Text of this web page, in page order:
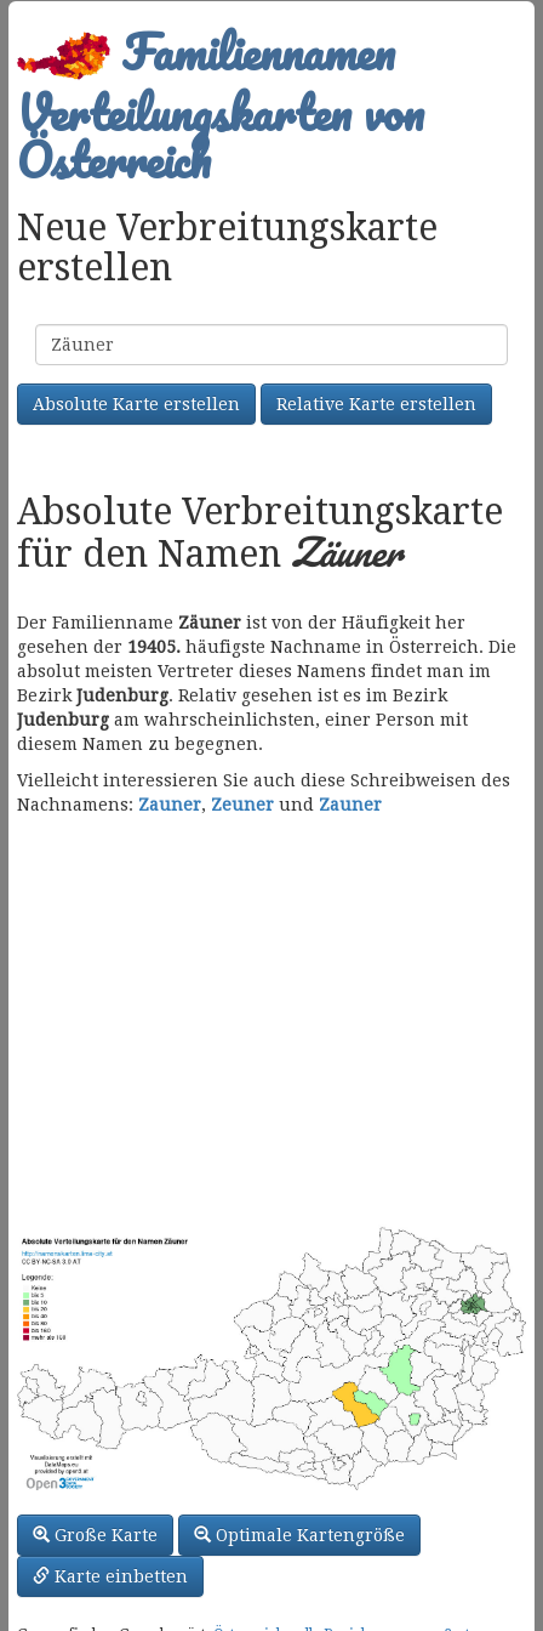
Familiennamen
Verteilungskarten von
Österreich
Neue Verbreitungskarte
erstellen
Familienname
Absolute Karte erstellen Relative Karte erstellen
Absolute Verbreitungskarte
für den Namen Zäuner
Der Familienname Zäuner ist von der Häufigkeit her
gesehen der 19405. häufigste Nachname in Österreich. Die
absolut meisten Vertreter dieses Namens findet man im
Bezirk Judenburg. Relativ gesehen ist es im Bezirk
Judenburg am wahrscheinlichsten, einer Person mit
diesem Namen zu begegnen.
Vielleicht interessieren Sie auch diese Schreibweisen des
Nachnamens: Zauner, Zeuner und Zauner
Große Karte Optimale Kartengröße
Karte einbetten